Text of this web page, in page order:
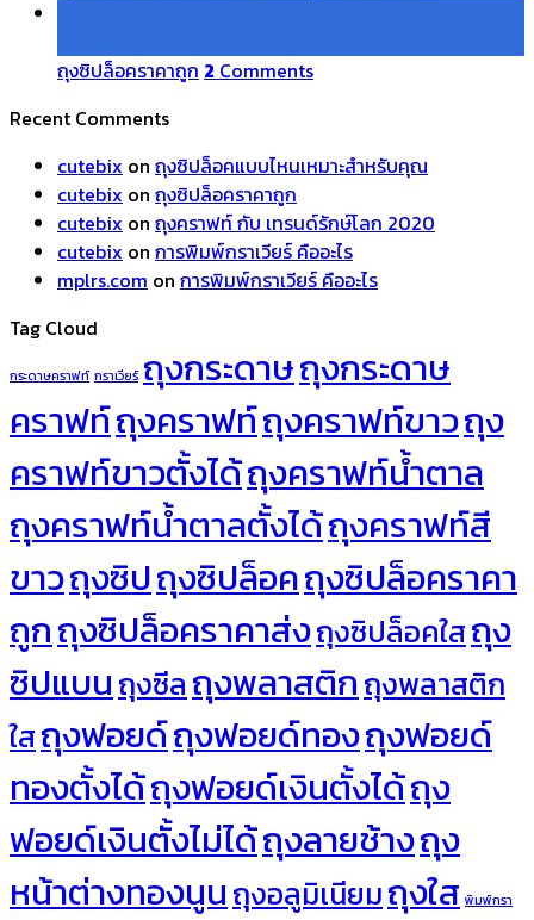
ถุงซิปล็อคราคาถูก 2 Comments
Recent Comments
cutebix on ถุงซิปล็อคแบบไหนเหมาะสำหรับคุณ
cutebix on ถุงซิปล็อคราคาถูก
cutebix on ถุงคราฟท์ กับ เทรนด์รักษ์โลก 2020
cutebix on การพิมพ์กราเวียร์ คืออะไร
mplrs.com on การพิมพ์กราเวียร์ คืออะไร
Tag Cloud
กระดาษคราฟท์ กราเวียร์ ถุงกระดาษถุงกระดาษ
คราฟท์ถุงคราฟท์ถุงคราฟท์ขาวถุง
คราฟท์ขาวตั้งได้ถุงคราฟท์น้ำตาล
ถุงคราฟท์น้ำตาลตั้งได้ถุงคราฟท์สี
ขาวถุงซิปถุงซิปล็อคถุงซิปล็อคราคา
ถูกถุงซิปล็อคราคาส่งถุงซิปล็อคใสถุง
ซิปแบนถุงซีลถุงพลาสติกถุงพลาสติก
ใสถุงฟอยด์ถุงฟอยด์ทองถุงฟอยด์
ทองตั้งได้ถุงฟอยด์เงินตั้งได้ถุง
ฟอยด์เงินตั้งไม่ได้ถุงลายช้างถุง
หน้าต่างทองนูนถุงอลูมิเนียมถุงใส พิมพ์กรา